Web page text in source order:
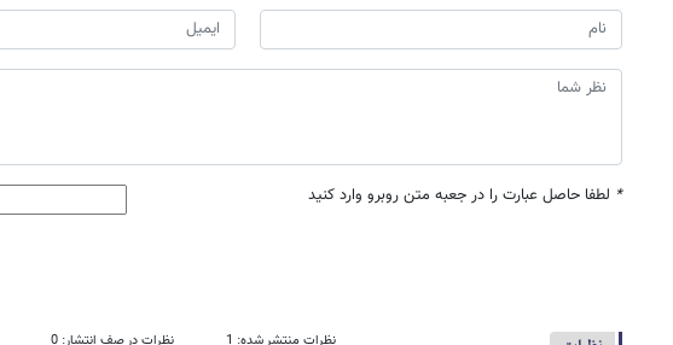
* لطفا حاصل عبارت را در جعبه متن روبرو وارد کنید
نظرات منتشر شده: 1 نظرات در صف انتشار: 0